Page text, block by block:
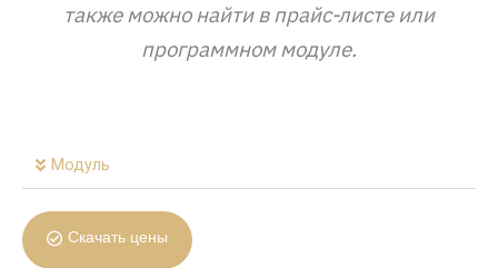
также можно найти в прайс-листе или
программном модуле.
Модуль
Скачать цены